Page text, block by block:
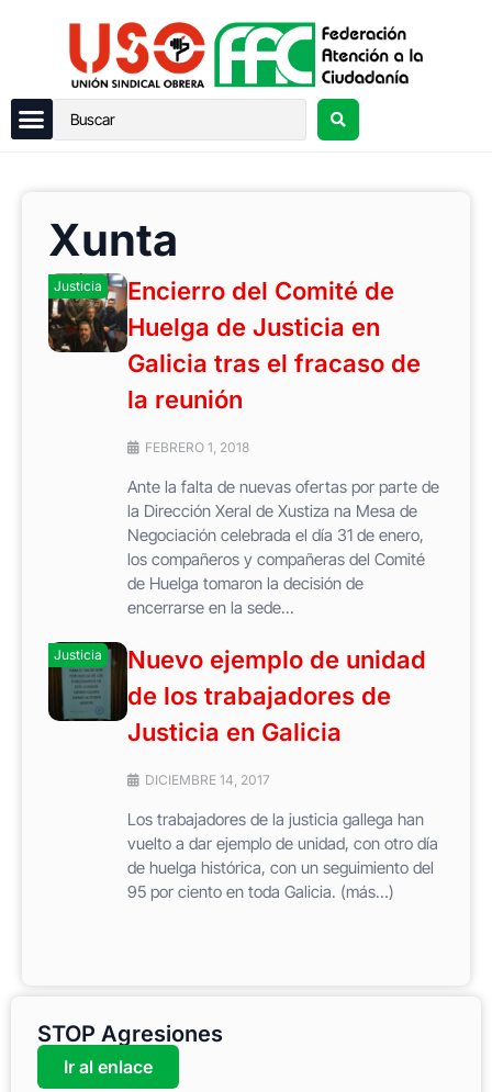
Xunta
Justicia
Encierro del Comité de
Huelga de Justicia en
Galicia tras el fracaso de
la reunión
FEBRERO 1, 2018
Ante la falta de nuevas ofertas por parte de
la Dirección Xeral de Xustiza na Mesa de
Negociación celebrada el día 31 de enero,
los compañeros y compañeras del Comité
de Huelga tomaron la decisión de
encerrarse en la sede...
Justicia
Nuevo ejemplo de unidad
de los trabajadores de
Justicia en Galicia
DICIEMBRE 14, 2017
Los trabajadores de la justicia gallega han
vuelto a dar ejemplo de unidad, con otro día
de huelga histórica, con un seguimiento del
95 por ciento en toda Galicia. (más…)
STOP Agresiones
Ir al enlace